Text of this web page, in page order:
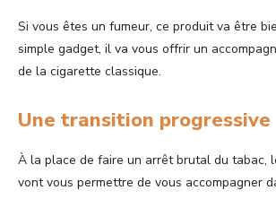
Si vous êtes un fumeur, ce produit va être
simple gadget, il va vous offrir un
de la cigarette classique.
Une transition progressive
À la place de faire un arrêt brutal du tabac,
vont vous permettre de vous accompagner